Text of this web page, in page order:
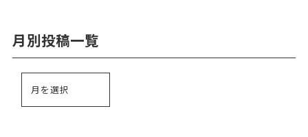
月別投稿一覧